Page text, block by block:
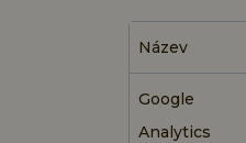
Název
Google
Analytics